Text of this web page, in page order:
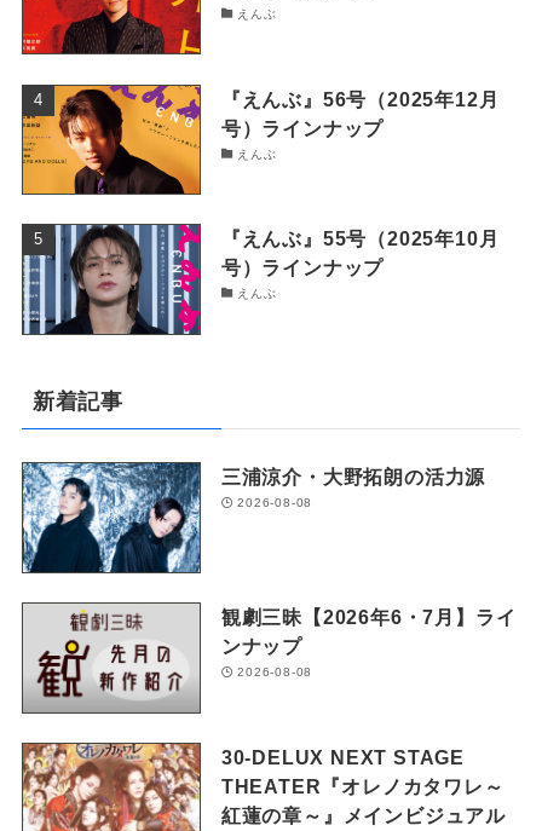
えんぶ
『えんぶ』56号（2025年12月
号）ラインナップ
えんぶ
『えんぶ』55号（2025年10月
号）ラインナップ
えんぶ
新着記事
三浦涼介・大野拓朗の活力源
2026-08-08
観劇三昧【2026年6・7月】ライ
ンナップ
2026-08-08
30-DELUX NEXT STAGE
THEATER『オレノカタワレ～
紅蓮の章～』メインビジュアル